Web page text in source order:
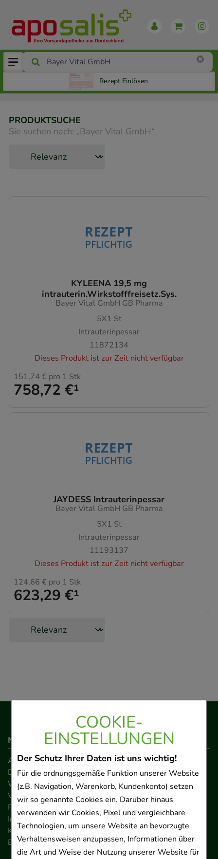
COOKIE-
EINSTELLUNGEN
Der Schutz Ihrer Daten ist uns wichtig!
Für die ordnungsgemäße Funktion unserer Website
(z.B. Navigation, Warenkorb, Kundenkonto) setzen
wir so genannte Cookies ein. Darüber hinaus
verwenden wir Cookies, Pixel und vergleichbare
Technologien, um unsere Website an bevorzugte
Verhaltensweisen anzupassen, Informationen über
die Art und Weise der Nutzung unserer Website für
Rezept Einlösen
PRODUKTSUCHE
Sie suchen nach: „Bayer Vital GmbH“
KYLEENA 19,5 mg
intrauterin.Wirkstofffreisetz.Sys.
Bayer Vital GmbH GB Pharma
5X1 St
Intrauterinpessar
11872134
Dieses Produkt ist zur Zeit nicht verfügbar
758,72 €¹
151,74 € pro 1 Stk
JAYDESS Intrauterinpessar
Bayer Vital GmbH GB Pharma
5X1 St
Intrauterinpessar
11193137
Dieses Produkt ist zur Zeit nicht verfügbar
623,29 €¹
124,66 € pro 1 Stk
Navigation
AGB
Datenschutz
Widerrufsrecht
Versandkosten
FAQ
Impressum
Kontakt
Barrierefreiheitserklärung